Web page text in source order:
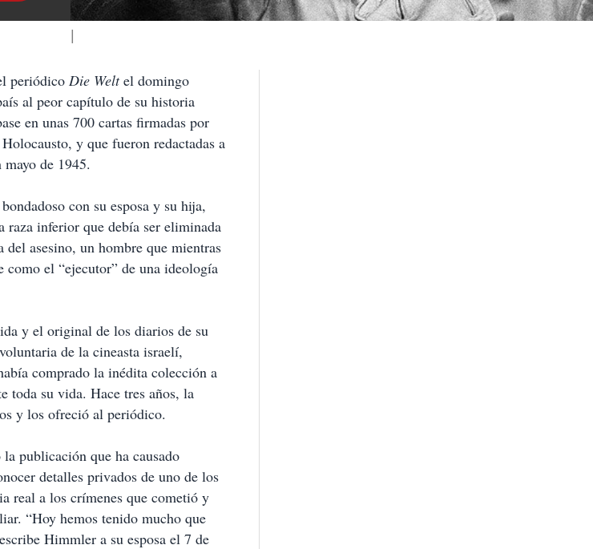
periódico Die Weltel domingo
al peor capítulo de su historia
en unas 700 cartas firmadas por
y que fueron redactadas a
de 1945.
con su esposa y su hija,
raza inferior que debía ser eliminada
asesino, un hombre que mientras
el “ejecutor” de una ideología
y el original de los diarios de su
de la cineasta israelí,
comprado la inédita colección a
toda su vida. Hace tres años, la
y los ofreció al periódico.
publicación que ha causado
detalles privados de uno de los
real a los crímenes que cometió y
“Hoy hemos tenido mucho que
Himmler a su esposa el 7 de